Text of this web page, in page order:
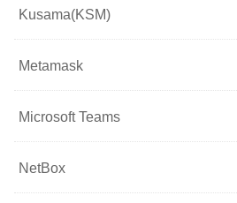
Kusama(KSM)
Metamask
Microsoft Teams
NetBox